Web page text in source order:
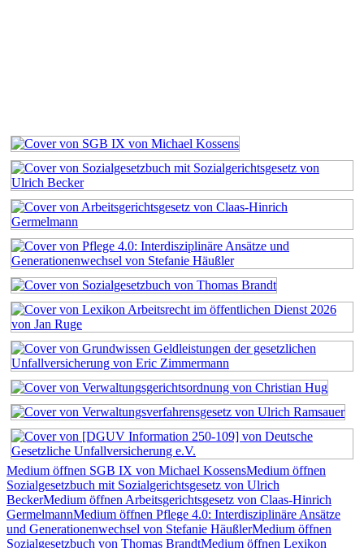
Medium öffnen SGB IX von Michael KossensMedium öffnen
Sozialgesetzbuch mit Sozialgerichtsgesetz von Ulrich
BeckerMedium öffnen Arbeitsgerichtsgesetz von Claas-Hinrich
GermelmannMedium öffnen Pflege 4.0: Interdisziplinäre Ansätze
und Generationenwechsel von Stefanie HäußlerMedium öffnen
Sozialgesetzbuch von Thomas BrandtMedium öffnen Lexikon